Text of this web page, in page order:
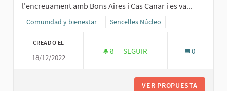
l'encreuament amb Bons Aires i Cas Canar i es va...
Resultados al filtrar por la categoría: Comunidad y bienestar
Comunidad y bienestar Resultados al filtrar por el ámbito:
Sencelles Núcleo
CREADO EL
18/12/2022
8 8 SEGUIDORAS
SEGUIR 0
VER PROPUESTA